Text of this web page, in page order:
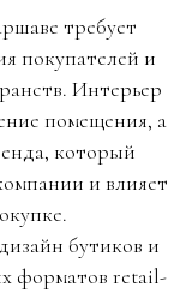
требует
покупателей и
Интерьер
помещения, а
который
и влияет
бутиков и
форматов retail-